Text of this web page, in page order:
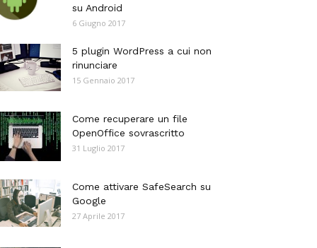
su Android
6 Giugno 2017
5 plugin WordPress a cui non
rinunciare
15 Gennaio 2017
Come recuperare un file
OpenOffice sovrascritto
31 Luglio 2017
Come attivare SafeSearch su
Google
27 Aprile 2017